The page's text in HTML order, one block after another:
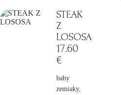
STEAK
Z
LOSOSA
17.60
€
baby
zemiaky,